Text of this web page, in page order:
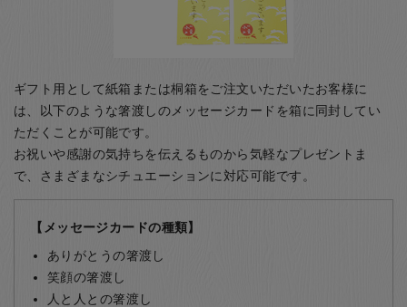
ギフト用として紙箱または桐箱をご注文いただいたお客様に
は、以下のような箸渡しのメッセージカードを箱に同封してい
ただくことが可能です。
お祝いや感謝の気持ちを伝えるものから気軽なプレゼントま
で、さまざまなシチュエーションに対応可能です。
【メッセージカードの種類】
ありがとうの箸渡し
笑顔の箸渡し
人と人との箸渡し